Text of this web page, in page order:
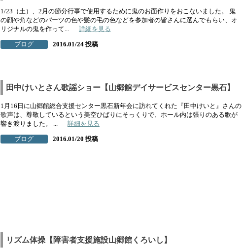
1/23（土）、2月の節分行事で使用するために鬼のお面作りをおこないました。 鬼
の顔や角などのパーツの色や髪の毛の色などを参加者の皆さんに選んでもらい、オ
リジナルの鬼を作って...
詳細を見る
ブログ 2016.01/24 投稿
田中けいとさん歌謡ショー【山郷館デイサービスセンター黒石】
1月16日に山郷館総合支援センター黒石新年会に訪れてくれた『田中けいと』さんの
歌声は、尊敬しているという美空ひばりにそっくりで、ホール内は張りのある歌が
響き渡りました。 ...
詳細を見る
ブログ 2016.01/20 投稿
リズム体操【障害者支援施設山郷館くろいし】